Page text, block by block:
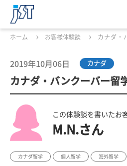
ホーム お客様体験談 カナダ・
2019年10月06日 カナダ
カナダ・バンクーバー留
この体験談を書いたお
M.N.さん
カナダ留学 個人留学 海外留学